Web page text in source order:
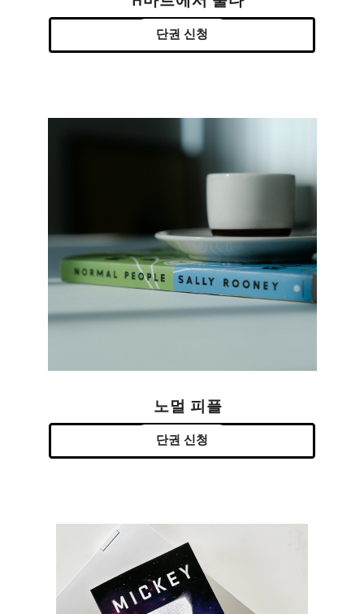
단권 신청
노멀 피플
단권 신청